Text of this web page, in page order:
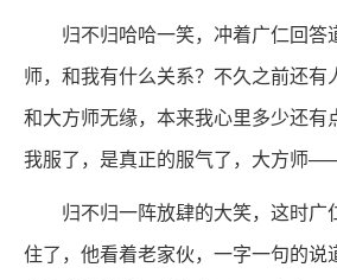
归不归哈哈一笑，冲着广仁回答
师，和我有什么关系？不久之前还有
和大方师无缘，本来我心里多少还有
我服了，是真正的服气了，大方师
归不归一阵放肆的大笑，这时广
住了，他看着老家伙，一字一句的说